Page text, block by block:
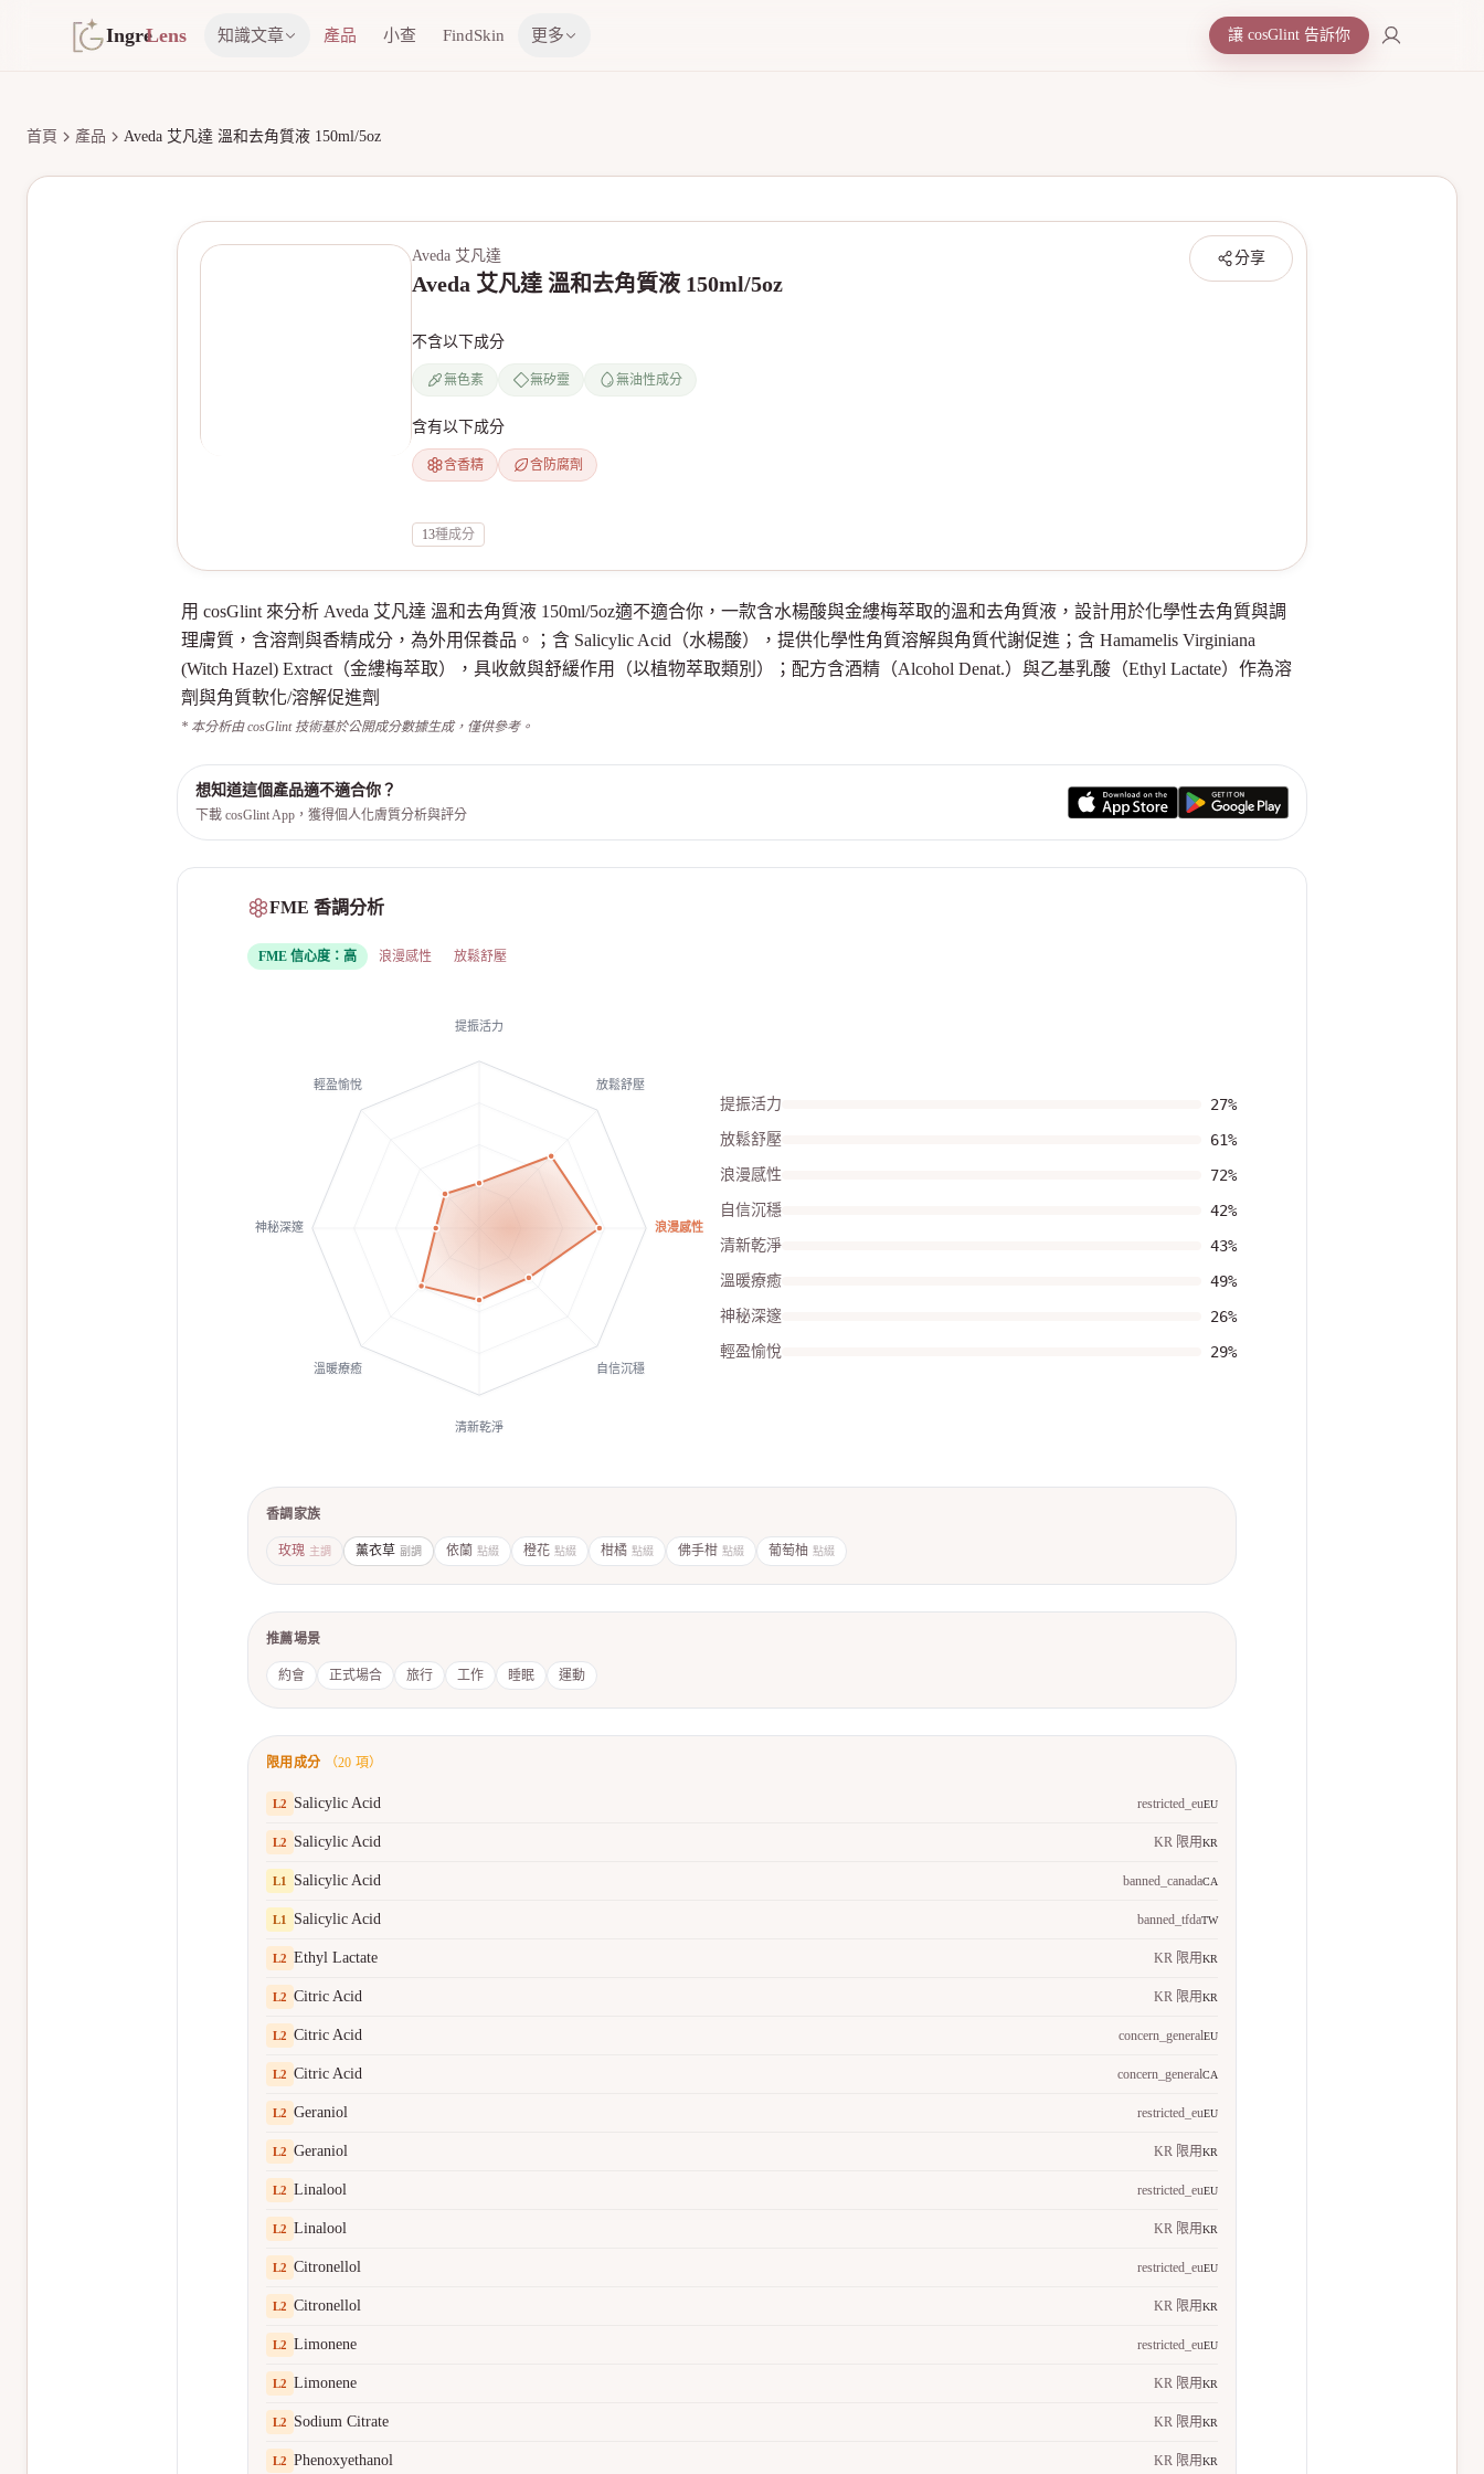
IngreLens 知識文章 產品 小查 FindSkin 更多 讓 cosGlint 告訴你
首頁 產品 Aveda 艾凡達 溫和去角質液 150ml/5oz
分享
Aveda 艾凡達
Aveda 艾凡達 溫和去角質液 150ml/5oz
不含以下成分
無色素 無矽靈 無油性成分
含有以下成分
含香精 含防腐劑
13種成分
用 cosGlint 來分析 Aveda 艾凡達 溫和去角質液 150ml/5oz適不適合你，一款含水楊酸與金縷梅萃取的溫和去角質液，設計用於化學性去角質與調
理膚質，含溶劑與香精成分，為外用保養品。；含 Salicylic Acid（水楊酸），提供化學性角質溶解與角質代謝促進；含 Hamamelis Virginiana
(Witch Hazel) Extract（金縷梅萃取），具收斂與舒緩作用（以植物萃取類別）；配方含酒精（Alcohol Denat.）與乙基乳酸（Ethyl Lactate）作為溶
劑與角質軟化/溶解促進劑
* 本分析由 cosGlint 技術基於公開成分數據生成，僅供參考。
想知道這個產品適不適合你？
下載 cosGlint App，獲得個人化膚質分析與評分
FME 香調分析
FME 信心度： 高 浪漫感性 放鬆舒壓
提振活力
放鬆舒壓
浪漫感性
自信沉穩
清新乾淨
溫暖療癒
神秘深邃
輕盈愉悅
提振活力 27%
放鬆舒壓 61%
浪漫感性 72%
自信沉穩 42%
清新乾淨 43%
溫暖療癒 49%
神秘深邃 26%
輕盈愉悅 29%
香調家族
玫瑰 主調 薰衣草 副調 依蘭 點綴 橙花 點綴 柑橘 點綴 佛手柑 點綴 葡萄柚 點綴
推薦場景
約會 正式場合 旅行 工作 睡眠 運動
限用成分 （20 項）
L2 Salicylic Acid restricted_euEU
L2 Salicylic Acid KR 限用KR
L1 Salicylic Acid banned_canadaCA
L1 Salicylic Acid banned_tfdaTW
L2 Ethyl Lactate KR 限用KR
L2 Citric Acid KR 限用KR
L2 Citric Acid concern_generalEU
L2 Citric Acid concern_generalCA
L2 Geraniol restricted_euEU
L2 Geraniol KR 限用KR
L2 Linalool restricted_euEU
L2 Linalool KR 限用KR
L2 Citronellol restricted_euEU
L2 Citronellol KR 限用KR
L2 Limonene restricted_euEU
L2 Limonene KR 限用KR
L2 Sodium Citrate KR 限用KR
L2 Phenoxyethanol KR 限用KR